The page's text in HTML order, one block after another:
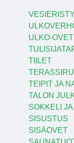
ULKO-OVET
TIILET
TEIPIT JA
TALON
SOKKELI
SISUSTUS
SISÄOVET